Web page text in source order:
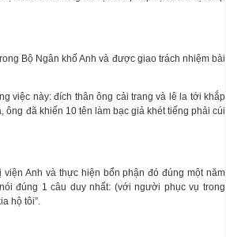
Bộ Ngân khố Anh và được giao trách nhiệm bài
việc này: đích thân ông cải trang và lê la tới khắp
ông đã khiến 10 tên làm bạc giả khét tiếng phải cúi
Anh và thực hiện bổn phận đó đúng một năm
đúng 1 câu duy nhất: (với người phục vụ trong
hộ tôi”.